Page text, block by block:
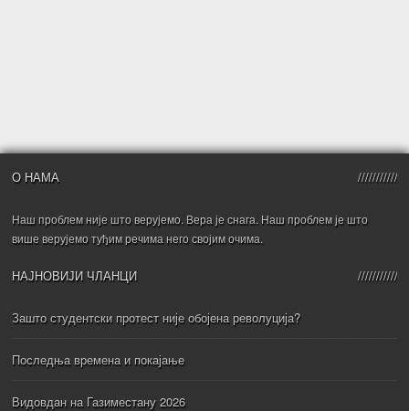
О НАМА
Наш проблем није што верујемо. Вера је снага. Наш проблем је што
више верујемо туђим речима него својим очима.
НАЈНОВИЈИ ЧЛАНЦИ
Зашто студентски протест није обојена револуција?
Последња времена и покајање
Видовдан на Газиместану 2026